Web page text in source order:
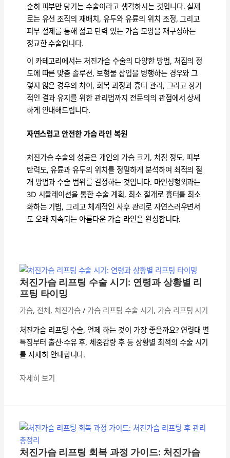
순히 피부만 당기는 수술이라고 생각하시는 것입니다. 실제
로는 유선 조직의 재배치, 유두와 유륜의 위치 조정, 그리고
피부 절제를 통해 젊고 탄력 있는 가슴 모양을 재구성하는
정교한 수술입니다.
이 카테고리에서는 처진가슴 수술의 다양한 방법, 처짐의 정
도에 따른 맞춤 솔루션, 보형물 삽입을 병행하는 경우와 그
렇지 않은 경우의 차이, 회복 과정과 흉터 관리, 그리고 장기
적인 결과 유지를 위한 관리법까지 전문의의 관점에서 상세
하게 안내해드립니다.
자연스럽고 안전한 가슴 라인 복원
처진가슴 수술의 성공은 개인의 가슴 크기, 처짐 정도, 피부
탄력도, 유륜과 유두의 위치를 정밀하게 분석하여 최적의 절
개 방법과 수술 범위를 결정하는 것입니다. 마인성형외과는
3D 시뮬레이션을 통한 수술 계획, 최소 절개로 흉터를 최소
화하는 기법, 그리고 체계적인 사후 관리로 자연스러우면서
도 오래 지속되는 아름다운 가슴 라인을 완성합니다.
처진가슴 리프팅 수술 시기: 연령과 상황별 리
프팅 타이밍
가슴, 전체, 처진가슴 / 가슴 리프팅 수술 시기, 가슴 리프팅 시기
처진가슴 리프팅 수술, 언제 하는 것이 가장 좋을까요? 연령대 별
특징부터 출산·수유 후, 체중감량 후 등 상황별 최적의 수술 시기
를 자세히 안내합니다.
진
가
슴
프
팅
수
술
기:
상
황
별
자세히 보기
처진가슴 리프팅 회복 과정 가이드: 처진가슴
진
가
슴